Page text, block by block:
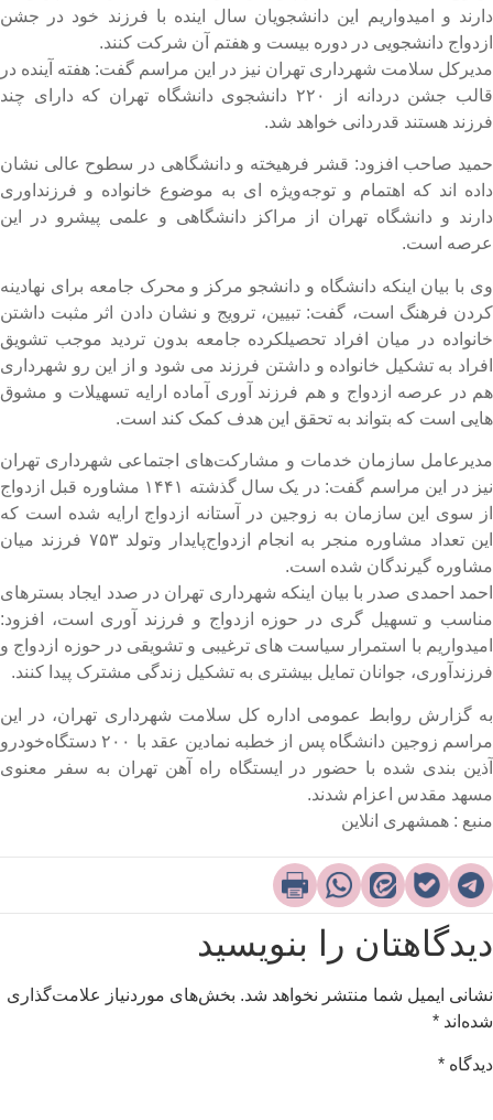
و امیدواریم این دانشجویان سال اینده با فرزند خود در جشن
دانشجویی در دوره بیست و هفتم آن شرکت کنند.
سلامت شهرداری تهران نیز در این مراسم گفت: هفته آینده در
قالب جشن دردانه از ۲۲۰ دانشجوی دانشگاه تهران که دارای چند
هستند قدردانی خواهد شد.
صاحب افزود: قشر فرهیخته و دانشگاهی در سطوح عالی نشان
اند که اهتمام و توجه‌ویژه ای به موضوع خانواده‌ و فرزنداوری
و دانشگاه تهران از مراکز دانشگاهی و علمی پیشرو در این
است.
با بیان اینکه دانشگاه و دانشجو مرکز و محرک جامعه برای نهادینه
فرهنگ است، گفت: تبیین، ترویج و نشان دادن اثر مثبت داشتن
در میان افراد تحصیلکرده جامعه بدون تردید موجب تشویق
به تشکیل خانواده‌ و داشتن فرزند می شود و از این رو شهرداری
در عرصه ازدواج‌ و هم فرزند آوری آماده‌ ارایه تسهیلات و مشوق
است که بتواند به تحقق این هدف کمک‌ کند است.
سازمان خدمات و مشارکت‌های اجتماعی شهرداری تهران
نیز در این مراسم گفت: در یک سال گذشته ۱۴۴۱ مشاوره قبل ازدواج
سوی این سازمان به زوجین در آستانه ازدواج ارایه شده است که
این تعداد مشاوره منجر به انجام ازدواج‌پایدار وتولد ۷۵۳ فرزند میان
گیرندگان شده است.
احمدی صدر با بیان اینکه شهرداری تهران در صدد ایجاد بسترهای
و تسهیل گری در حوزه ازدواج و فرزند آوری است، افزود:
با استمرار سیاست های ترغیبی و تشویقی در حوزه ازدواج و
جوانان تمایل بیشتری به تشکیل زندگی مشترک پیدا کنند.
گزارش روابط عمومی اداره کل سلامت شهرداری تهران، در این
مراسم زوجین دانشگاه پس از خطبه نمادین عقد با ۲۰۰ دستگاه‌خودرو
بندی شده با حضور در ایستگاه راه آهن تهران به سفر معنوی
مقدس اعزام شدند.
: همشهری انلاین
را بنویسید
ایمیل شما منتشر نخواهد شد. بخش‌های موردنیاز علامت‌گذاری
*
*